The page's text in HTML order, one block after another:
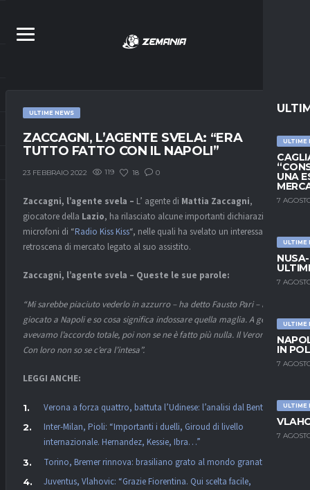
ULTIME
UNA
7
ULTIME
7
ULTIME
IN
7
ULTIME
7
ULTIME NEWS
ZACCAGNI, L’AGENTE SVELA: “ERA
TUTTO FATTO CON IL NAPOLI”
23 FEBBRAIO 2022 119 18 0
Zaccagni, l’agente svela – L’ agente di Mattia Zaccagni,
giocatore della Lazio, ha rilasciato alcune importanti dichiarazioni ai
microfoni di “Radio Kiss Kiss“, nelle quali ha svelato un interessante
retroscena di mercato legato al suo assistito.
Zaccagni, l’agente svela – Queste le sue parole:
“Mi sarebbe piaciuto vederlo in azzurro – ha detto Fausto Pari – ho
giocato a Napoli e so cosa significa indossare quella maglia. A gennaio
avevamo l’accordo totale, poi non se ne è fatto più nulla. Il Verona?
Con loro non so se c’era l’intesa”.
LEGGI ANCHE:
Verona a forza quattro, battuta l’Udinese: l’analisi dal Bentegodi
Inter-Milan, Pioli: “Importanti i duelli, Giroud di livello
internazionale. Hernandez, Kessie, Ibra…”
Torino, Bremer rinnova: brasiliano grato al mondo granata
Juventus, Vlahovic: “Grazie Fiorentina. Qui scelta facile,